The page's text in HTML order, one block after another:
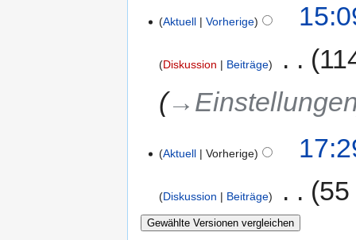
Aktuell Vorherige
Diskussion Beiträge
Aktuell Vorherige
Diskussion Beiträge